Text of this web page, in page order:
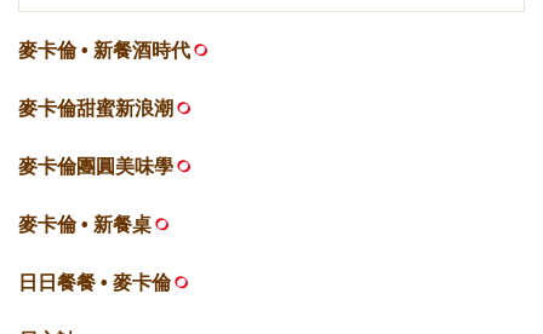
麥卡倫 • 新餐酒時代
麥卡倫甜蜜新浪潮
麥卡倫團圓美味學
麥卡倫 • 新餐桌
日日餐餐 • 麥卡倫